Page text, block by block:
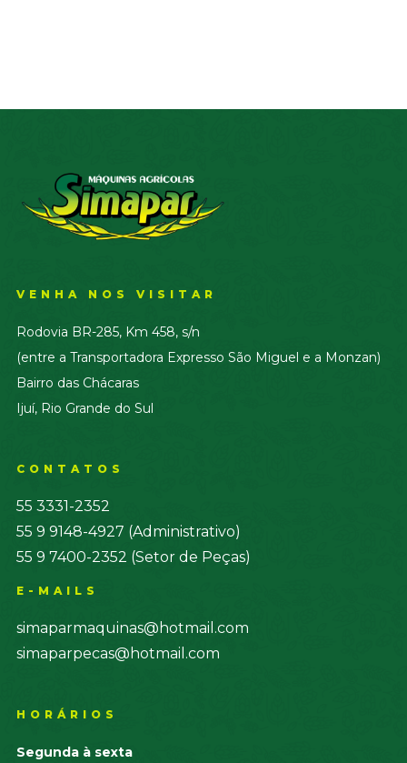
VENHA NOS VISITAR
Rodovia BR-285, Km 458, s/n
(entre a Transportadora Expresso São Miguel e a Monzan)
Bairro das Chácaras
Ijuí, Rio Grande do Sul
CONTATOS
55 3331-2352
55 9 9148-4927 (Administrativo)
55 9 7400-2352 (Setor de Peças)
E-MAILS
simaparmaquinas@hotmail.com
simaparpecas@hotmail.com
HORÁRIOS
Segunda à sexta